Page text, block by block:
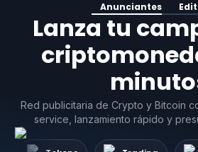
Anunciantes
Lanza tu
Red publicitaria de Crypto y Bitcoin
service, lanzamiento rápido y